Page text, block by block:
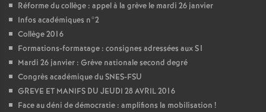
Réforme du collège : appel à la grève le mardi 26 janvier
Infos académiques n°2
Collège 2016
Formations-formatage : consignes adressées aux S1
Mardi 26 janvier : Grève nationale second degré
Congrès académique du SNES-FSU
GREVE ET MANIFS DU JEUDI 28 AVRIL 2016
Face au déni de démocratie : amplifions la mobilisation !